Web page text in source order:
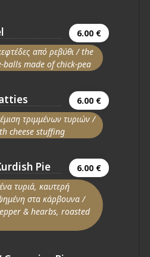
6.00 €
από ρεβύθι / the
balls made of chick-pea
6.00 €
τριμμένων τυριών /
cheese stuffing
Pie
6.00 €
τυριά, καυτερή
στα κάρβουνα /
& hearbs, roasted